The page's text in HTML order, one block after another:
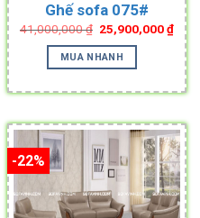
₫.
Ghế sofa 075#
41,000,000₫ Original
price
was:
41,000,000 ₫.
25,900,000₫
price
is:
MUA NHANH
-22%